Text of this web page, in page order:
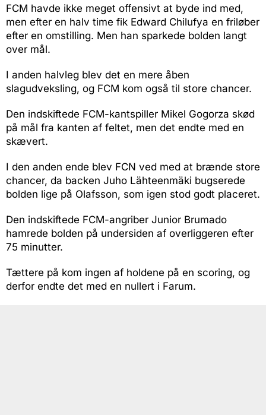
FCM havde ikke meget offensivt at byde ind med,
men efter en halv time fik Edward Chilufya en friløber
efter en omstilling. Men han sparkede bolden langt
over mål.
I anden halvleg blev det en mere åben
slagudveksling, og FCM kom også til store chancer.
Den indskiftede FCM-kantspiller Mikel Gogorza skød
på mål fra kanten af feltet, men det endte med en
skævert.
I den anden ende blev FCN ved med at brænde store
chancer, da backen Juho Lähteenmäki bugserede
bolden lige på Olafsson, som igen stod godt placeret.
Den indskiftede FCM-angriber Junior Brumado
hamrede bolden på undersiden af overliggeren efter
75 minutter.
Tættere på kom ingen af holdene på en scoring, og
derfor endte det med en nullert i Farum.